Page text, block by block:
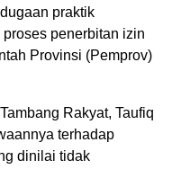
praktik
penerbitan izin
Provinsi (Pemprov)
Rakyat, Taufiq
terhadap
dinilai tidak